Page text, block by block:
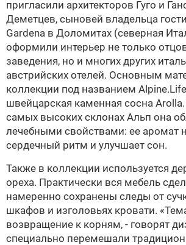
пригласили архитекторов Гуго и
Деметцев, сыновей владельца
Gardena в Доломитах (северная
оформили интерьер не только
заведения, но и многих других
австрийских отелей. Основным
коллекции под названием
швейцарская каменная сосна
самых высоких склонах Альп она
лечебными свойствами: ее аромат
сердечный ритм и улучшает сон.
Также в коллекции используется
ореха. Практически вся мебель
намеренно сохранены следы от
шкафов и изголовьях кровати.
возвращение к корням, - говорят
специально перемешали